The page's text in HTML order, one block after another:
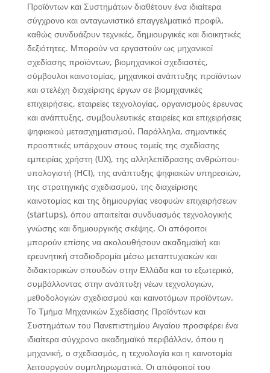
Προϊόντων και Συστημάτων διαθέτουν ένα ιδιαίτερα
σύγχρονο και ανταγωνιστικό επαγγελματικό προφίλ,
καθώς συνδυάζουν τεχνικές, δημιουργικές και διοικητικές
δεξιότητες. Μπορούν να εργαστούν ως μηχανικοί
σχεδίασης προϊόντων, βιομηχανικοί σχεδιαστές,
σύμβουλοι καινοτομίας, μηχανικοί ανάπτυξης προϊόντων
και στελέχη διαχείρισης έργων σε βιομηχανικές
επιχειρήσεις, εταιρείες τεχνολογίας, οργανισμούς έρευνας
και ανάπτυξης, συμβουλευτικές εταιρείες και επιχειρήσεις
ψηφιακού μετασχηματισμού. Παράλληλα, σημαντικές
προοπτικές υπάρχουν στους τομείς της σχεδίασης
εμπειρίας χρήστη (UX), της αλληλεπίδρασης ανθρώπου-
υπολογιστή (HCI), της ανάπτυξης ψηφιακών υπηρεσιών,
της στρατηγικής σχεδιασμού, της διαχείρισης
καινοτομίας και της δημιουργίας νεοφυών επιχειρήσεων
(startups), όπου απαιτείται συνδυασμός τεχνολογικής
γνώσης και δημιουργικής σκέψης. Οι απόφοιτοι
μπορούν επίσης να ακολουθήσουν ακαδημαϊκή και
ερευνητική σταδιοδρομία μέσω μεταπτυχιακών και
διδακτορικών σπουδών στην Ελλάδα και το εξωτερικό,
συμβάλλοντας στην ανάπτυξη νέων τεχνολογιών,
μεθοδολογιών σχεδιασμού και καινοτόμων προϊόντων.
Το Τμήμα Μηχανικών Σχεδίασης Προϊόντων και
Συστημάτων του Πανεπιστημίου Αιγαίου προσφέρει ένα
ιδιαίτερα σύγχρονο ακαδημαϊκό περιβάλλον, όπου η
μηχανική, ο σχεδιασμός, η τεχνολογία και η καινοτομία
λειτουργούν συμπληρωματικά. Οι απόφοιτοί του